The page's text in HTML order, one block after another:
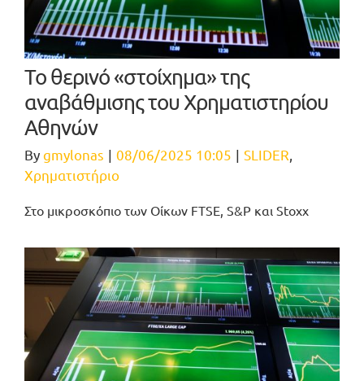
Το θερινό «στοίχημα» της
αναβάθμισης του Χρηματιστηρίου
Αθηνών
Bygmylonas | 08/06/2025 10:05 | SLIDER,
Χρηματιστήριο
Στο μικροσκόπιο των Οίκων FTSE, S&P και Stoxx